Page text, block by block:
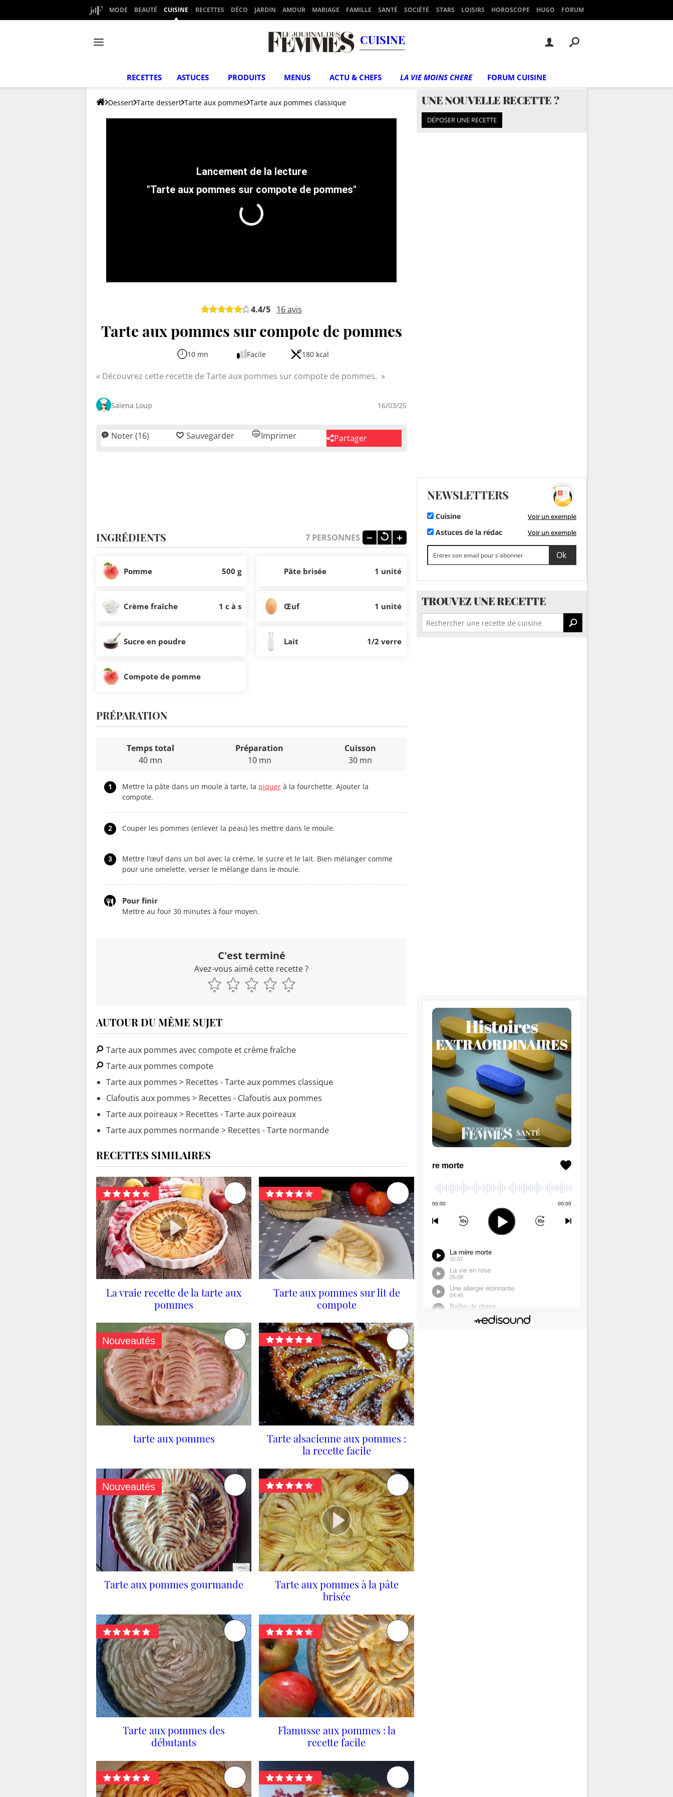
MODE BEAUTÉ CUISINE RECETTES DÉCO JARDIN AMOUR MARIAGE FAMILLE SANTÉ SOCIÉTÉ STARS LOISIRS HOROSCOPE HUGO FORUM
CUISINE
RECETTES ASTUCES PRODUITS MENUS ACTU & CHEFS LA VIE MOINS CHERE FORUM CUISINE
Dessert Tarte dessert Tarte aux pommes Tarte aux pommes classique
"Tarte aux pommes sur compote de pommes"
4.4/5 16avis
Tarte aux pommes sur compote de pommes
10 mn Facile 180 kcal
Découvrez cette recette de Tarte aux pommes sur compote de pommes.
Salena Loup 16/03/25
Noter (16) Sauvegarder Imprimer Partager
INGRÉDIENTS 7 PERSONNES
Pomme 500 g Pâte brisée 1 unité
Crème fraîche 1 c à s Œuf 1 unité
Sucre en poudre Lait 1/2 verre
Compote de pomme
PRÉPARATION
Temps total
40 mn
Préparation
10 mn
Cuisson
30 mn
1 Mettre la pâte dans un moule à tarte, la piquer à la fourchette. Ajouter la
compote.
2 Couper les pommes (enlever la peau) les mettre dans le moule.
3
Mettre l’œuf dans un bol avec la crème, le sucre et le lait. Bien mélanger comme
pour une omelette, verser le mélange dans le moule.
Pour finir
Mettre au four 30 minutes à four moyen.
C'est terminé
Avez-vous aimé cette recette ?
AUTOUR DU MÊME SUJET
Tarte aux pommes avec compote et crème fraîche
Tarte aux pommes compote
Tarte aux pommes > Recettes - Tarte aux pommes classique
Clafoutis aux pommes > Recettes - Clafoutis aux pommes
Tarte aux poireaux> Recettes - Tarte aux poireaux
Tarte aux pommes normande> Recettes - Tarte normande
RECETTES SIMILAIRES
La vraie recette de la tarte aux
pommes
Tarte aux pommes sur lit de
compote
Nouveautés
tarte aux pommes
Tarte alsacienne aux pommes :
la recette facile
Nouveautés
Tarte aux pommes gourmande
Tarte aux pommes à la pâte
brisée
Tarte aux pommes des
débutants
Flamusse aux pommes : la
recette facile
UNE NOUVELLE RECETTE ?
DÉPOSER UNE RECETTE
NEWSLETTERS
Cuisine Voir un exemple
Astuces de la rédac Voir un exemple
TROUVEZ UNE RECETTE